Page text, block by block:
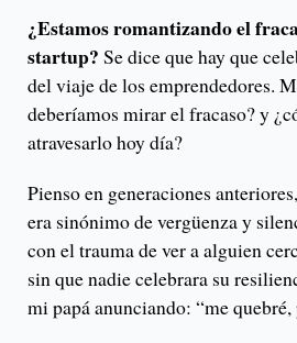
¿Estamos romantizando el
startup? Se dice que hay que
del viaje de los emprendedores.
deberíamos mirar el fracaso? y
atravesarlo hoy día?
Pienso en generaciones
era sinónimo de vergüenza y
con el trauma de ver a alguien
sin que nadie celebrara su
mi papá anunciando: “me